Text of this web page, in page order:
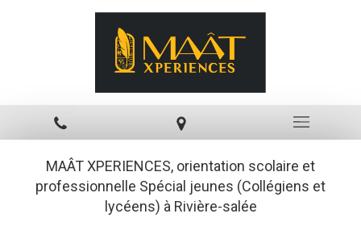
MAÂT XPERIENCES, orientation scolaire et
professionnelle Spécial jeunes (Collégiens et
lycéens) à Rivière-salée